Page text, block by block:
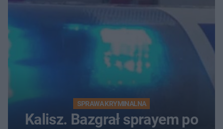
SPRAWA KRYMINALNA
Kalisz. Bazgrał sprayem po